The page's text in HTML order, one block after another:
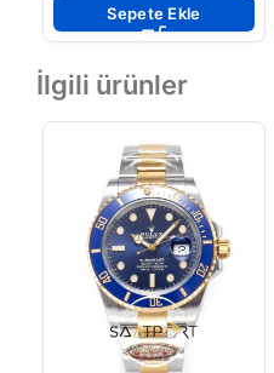
Sepete Ekle
İlgili ürünler